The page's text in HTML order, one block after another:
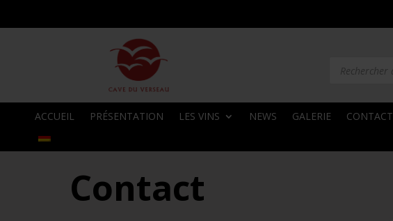
ACCUEIL PRÉSENTATION LES VINS NEWS GALERIE CONTACT
Contact